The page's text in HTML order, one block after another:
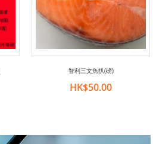
智利三文魚扒(磅)
HK$50.00